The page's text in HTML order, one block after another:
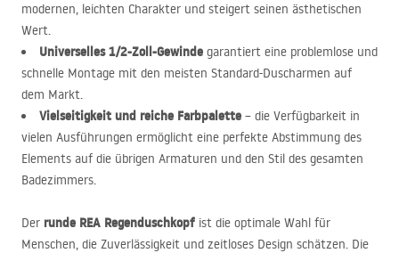
modernen, leichten Charakter und steigert seinen ästhetischen
Wert.
Universelles 1/2-Zoll-Gewinde garantiert eine problemlose und
schnelle Montage mit den meisten Standard-Duscharmen auf
dem Markt.
Vielseitigkeit und reiche Farbpalette – die Verfügbarkeit in
vielen Ausführungen ermöglicht eine perfekte Abstimmung des
Elements auf die übrigen Armaturen und den Stil des gesamten
Badezimmers.
Der runde REA Regenduschkopf ist die optimale Wahl für
Menschen, die Zuverlässigkeit und zeitloses Design schätzen. Die